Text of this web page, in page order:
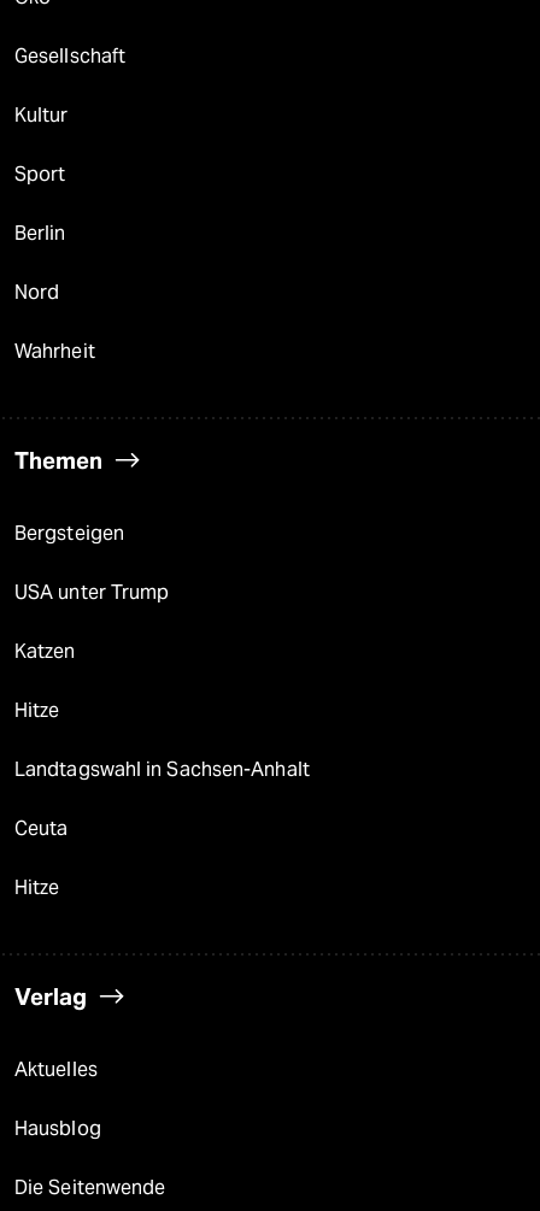
Gesellschaft
Kultur
Sport
Berlin
Nord
Wahrheit
Themen
Bergsteigen
USA unter Trump
Katzen
Hitze
Landtagswahl in Sachsen-Anhalt
Ceuta
Hitze
Verlag
Aktuelles
Hausblog
Die Seitenwende